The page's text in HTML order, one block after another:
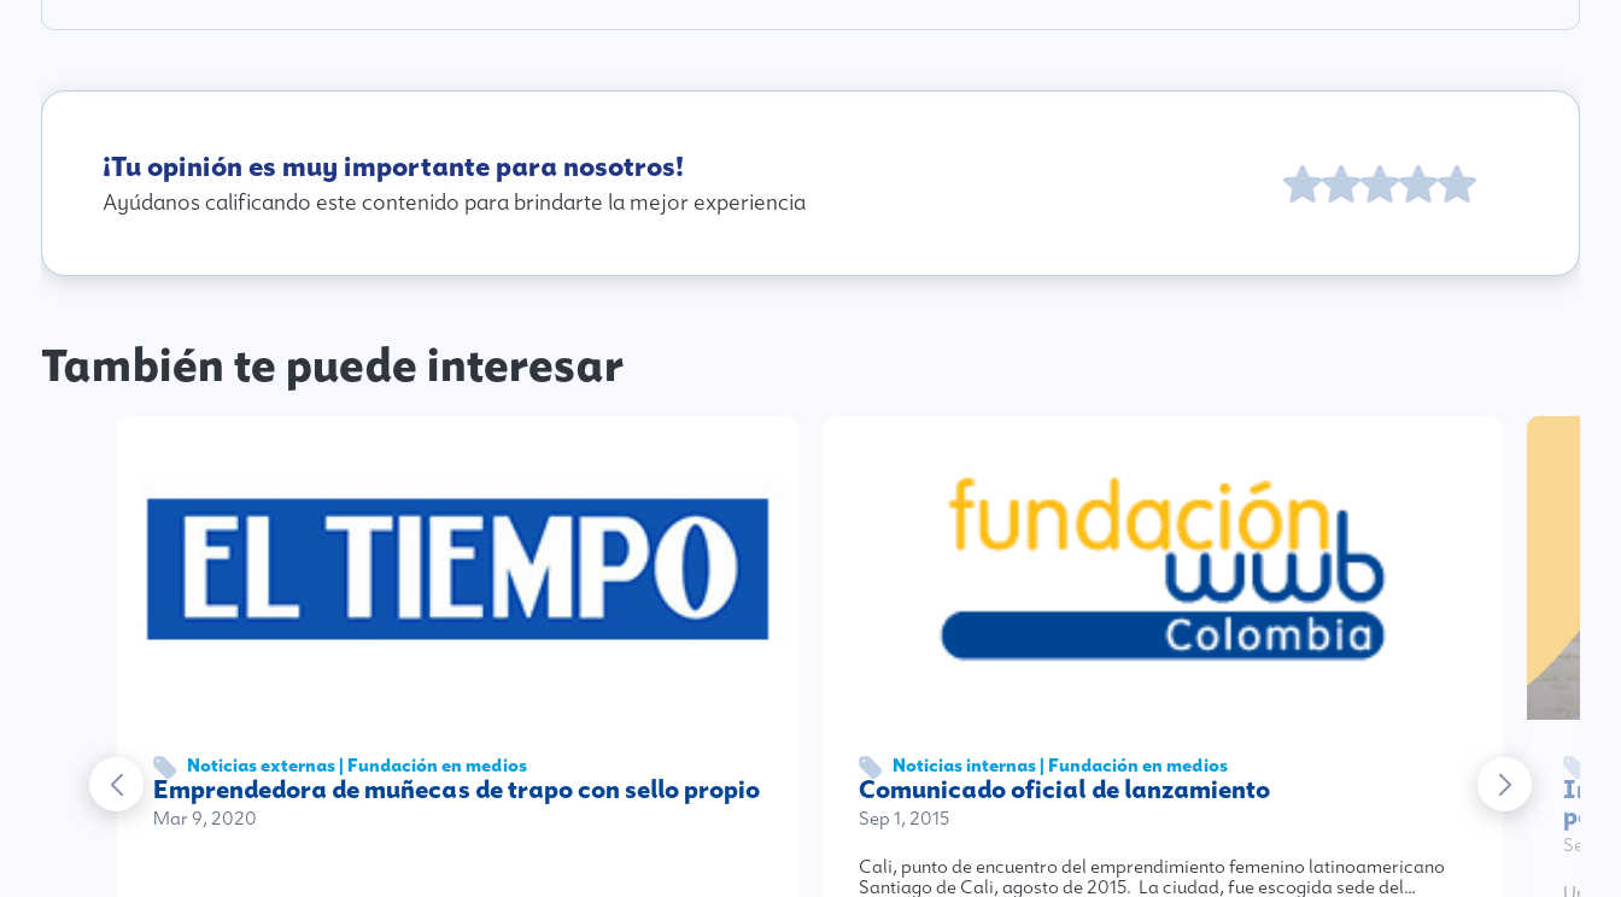
¡Tu opinión es muy importante para nosotros!
Ayúdanos calificando este contenido para brindarte la mejor experiencia
También te puede interesar
Noticias externas | Fundación en medios
Emprendedora de muñecas de trapo con sello propio
Mar 9, 2020
Noticias internas | Fundación en medios
Comunicado oficial de lanzamiento
Sep 1, 2015
Cali, punto de encuentro del emprendimiento femenino latinoamericano
Santiago de Cali, agosto de 2015. La ciudad, fue escogida sede del…
Sep